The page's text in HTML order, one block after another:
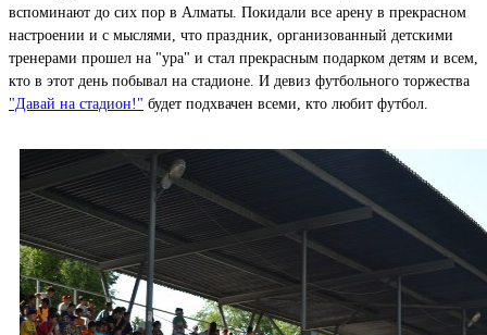
вспоминают до сих пор в Алматы. Покидали все арену в прекрасном
настроении и с мыслями, что праздник, организованный детскими
тренерами прошел на "ура" и стал прекрасным подарком детям и всем,
кто в этот день побывал на стадионе. И девиз футбольного торжества
"Давай на стадион!" будет подхвачен всеми, кто любит футбол.